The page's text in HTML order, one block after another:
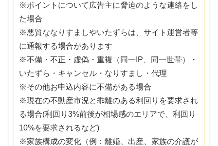
※ポイントについて広告主に脅迫のような連絡をし
た場合
※悪質ななりすましやいたずらは、サイト運営者等
に通報する場合があります
※不備・不正・虚偽・重複（同一IP、同一世帯）・
いたずら・キャンセル・なりすまし・代理
※その他お申込内容に不備がある場合
※現在の不動産市況と乖離のある利回りを要求され
る場合(利回り3%前後が相場感のエリアで、利回り
10%を要求されるなど)
※家族構成の変化（例：離婚、出産、家族の介護が